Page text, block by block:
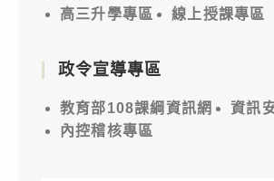
高三升學專區
線上授課專區
政令宣導專區
教育部108課綱資訊網
資訊
內控稽核專區